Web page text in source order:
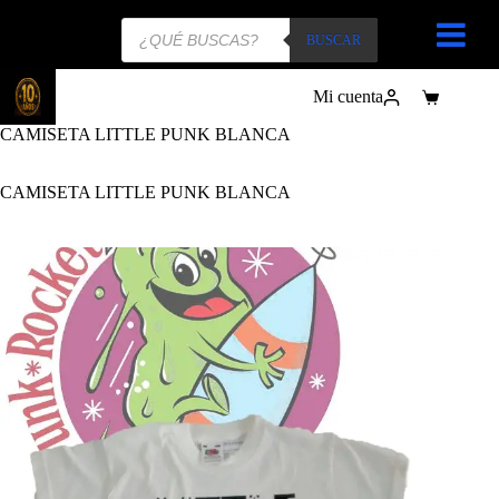
Búsqueda
BUSCAR
Mi cuenta
Carro
CAMISETA LITTLE PUNK BLANCA
CAMISETA LITTLE PUNK BLANCA